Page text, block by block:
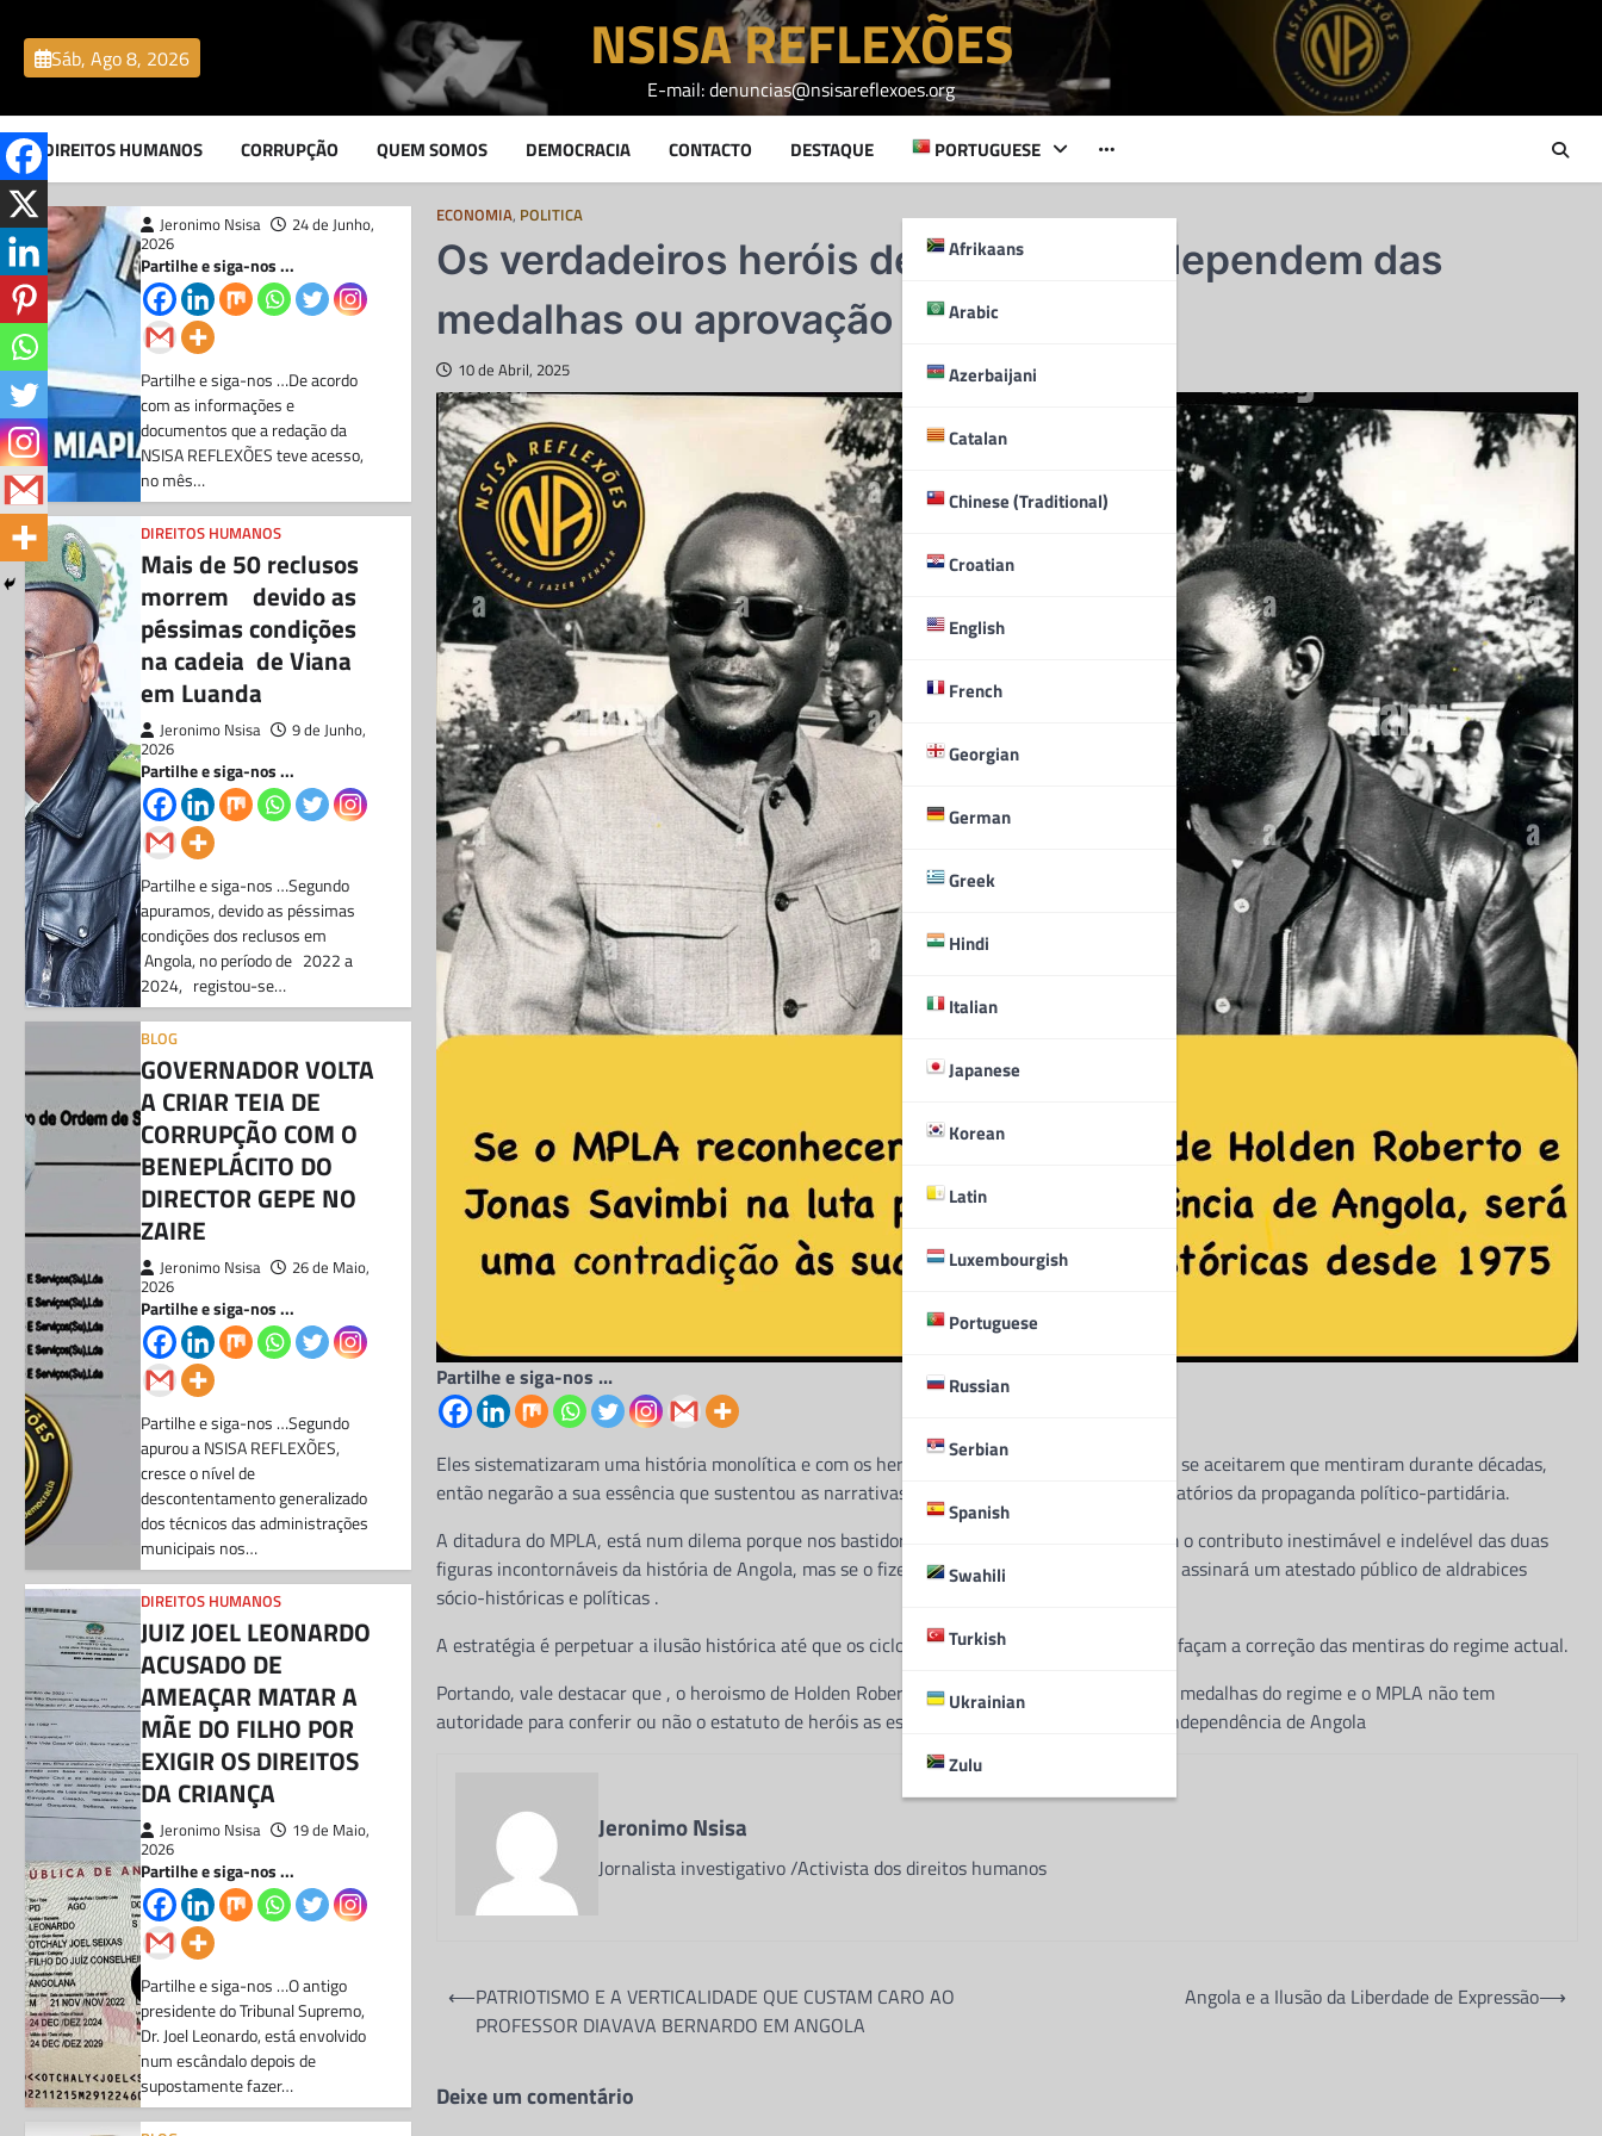
contentSáb, Ago 8, 2026 NSISA REFLEXÕES
E-mail: denuncias@nsisareflexoes.org
DIREITOS HUMANOS CORRUPÇÃO QUEM SOMOS DEMOCRACIA CONTACTO DESTAQUE PORTUGUESE
Afrikaans
Arabic
Azerbaijani
Catalan
Chinese (Traditional)
Croatian
English
French
Georgian
German
Greek
Hindi
Italian
Japanese
Korean
Latin
Luxembourgish
Portuguese
Russian
Serbian
Spanish
Swahili
Turkish
Ukrainian
Zulu
ECONOMIA, POLITICA
Os verdadeiros heróis de Angola não dependem das
medalhas ou aprovação do MPLA
10 de Abril, 2025
Partilhe e siga-nos ...
Eles sistematizaram uma história monolítica e com os heróis exclusivamente do MPLA, logo se aceitarem que mentiram durante décadas,
então negarão a sua essência que sustentou as narrativas de hegemonia induzida nos laboratórios da propaganda político-partidária.
A ditadura do MPLA, está num dilema porque nos bastidores os seus militantes reconhecem o contributo inestimável e indelével das duas
figuras incontornáveis da história de Angola, mas se o fizerem institucionalmente, o regime assinará um atestado público de aldrabices
sócio-históricas e políticas .
A estratégia é perpetuar a ilusão histórica até que os ciclos do tempo e os futuros governos façam a correção das mentiras do regime actual.
Portando, vale destacar que , o heroismo de Holden Roberto e Jonas Savimbi, transcende as medalhas do regime e o MPLA não tem
autoridade para conferir ou não o estatuto de heróis as estas figuras imortais da luta pela independência de Angola
Jeronimo Nsisa
Jornalista investigativo /Activista dos direitos humanos
Navegação
⟵PATRIOTISMO E A VERTICALIDADE QUE CUSTAM CARO AO
PROFESSOR DIAVAVA BERNARDO EM ANGOLA
Angola e a Ilusão da Liberdade de Expressão⟶
Deixe um comentário
Chefe do DIIP no
Zaíre e seu sobrinho
envolvidos no
contrabando de
combustivel
Jeronimo Nsisa
24 de Junho,
2026
Partilhe e siga-nos ...
Partilhe e siga-nos …De acordo
com as informações e
documentos que a redação da
NSISA REFLEXÕES teve acesso,
no mês…
DIREITOS HUMANOS
Mais de 50 reclusos
morrem devido as
péssimas condições
na cadeia de Viana
em Luanda
Jeronimo Nsisa
9 de Junho,
2026
Partilhe e siga-nos ...
Partilhe e siga-nos …Segundo
apuramos, devido as péssimas
condições dos reclusos em
Angola, no período de 2022 a
2024, registou-se…
BLOG
GOVERNADOR VOLTA
A CRIAR TEIA DE
CORRUPÇÃO COM O
BENEPLÁCITO DO
DIRECTOR GEPE NO
ZAIRE
Jeronimo Nsisa
26 de Maio,
2026
Partilhe e siga-nos ...
Partilhe e siga-nos …Segundo
apurou a NSISA REFLEXÕES,
cresce o nível de
descontentamento generalizado
dos técnicos das administrações
municipais nos…
DIREITOS HUMANOS
JUIZ JOEL LEONARDO
ACUSADO DE
AMEAÇAR MATAR A
MÃE DO FILHO POR
EXIGIR OS DIREITOS
DA CRIANÇA
Jeronimo Nsisa
19 de Maio,
2026
Partilhe e siga-nos ...
Partilhe e siga-nos …O antigo
presidente do Tribunal Supremo,
Dr. Joel Leonardo, está envolvido
num escândalo depois de
supostamente fazer…